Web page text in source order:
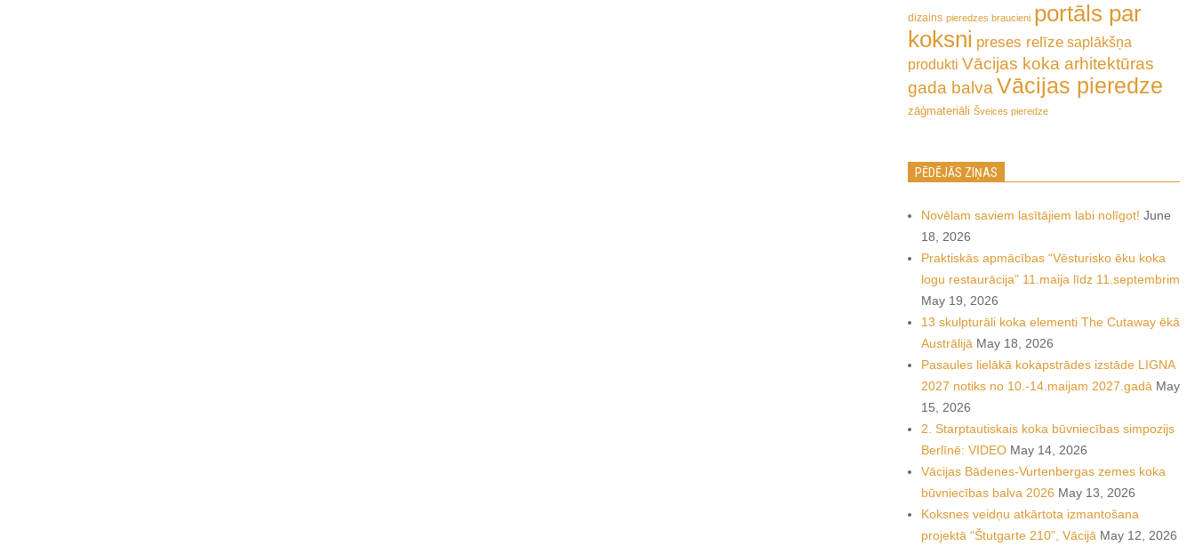
dizains pieredzes braucieni portāls par
koksni preses relīze saplākšņa
produkti Vācijas koka arhitektūras
gada balva Vācijas pieredze
zāģmateriāli Šveices pieredze
PĒDĒJĀS ZIŅAS
Novēlam saviem lasītājiem labi nolīgot! June
18, 2026
Praktiskās apmācības “Vēsturisko ēku koka
logu restaurācija” 11.maija līdz 11.septembrim
May 19, 2026
13 skulpturāli koka elementi The Cutaway ēkā
Austrālijā May 18, 2026
Pasaules lielākā kokapstrādes izstāde LIGNA
2027 notiks no 10.-14.maijam 2027.gadā May
15, 2026
2. Starptautiskais koka būvniecības simpozijs
Berlīnē: VIDEO May 14, 2026
Vācijas Bādenes-Vurtenbergas zemes koka
būvniecības balva 2026 May 13, 2026
Koksnes veidņu atkārtota izmantošana
projektā “Štutgarte 210”, Vācijā May 12, 2026